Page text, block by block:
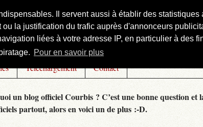
Il servent aussi à établir des
la justification du trafic auprès d'annonceurs
liées à votre adresse IP, en particulier à des
Pour en savoir plus
Téléchargement Contact
un blog officiel Courbis ? C’est une bonne question et
partout, alors en voici un de plus :-D.